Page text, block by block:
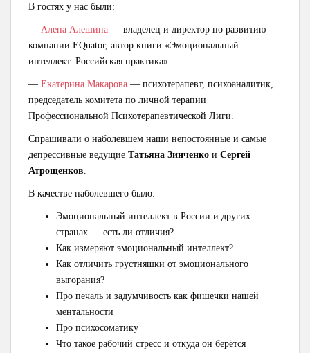
В гостях у нас были:
— Алена Алешина — владелец и директор по развитию
компании EQuator, автор книги «Эмоциональный
интеллект. Российская практика»
— Екатерина Макарова — психотерапевт, психоаналитик,
председатель комитета по личной терапии
Профессиональной Психотерапевтической Лиги.
Спрашивали о наболевшем наши непостоянные и самые
депрессивные ведущие Татьяна Зинченко и Сергей
Атрощенков
В качестве наболевшего было:
Эмоциональный интеллект в России и других
странах — есть ли отличия?
Как измеряют эмоциональный интеллект?
Как отличить грустняшки от эмоционального
выгорания?
Про печаль и задумчивость как фишечки нашей
ментальности
Про психосоматику
Что такое рабочий стресс и откуда он берётся